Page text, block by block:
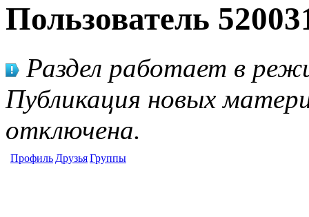
Пользователь
Раздел работает в
Публикация новых
отключена.
Профиль ДрузьяГруппы